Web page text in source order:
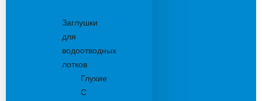
Заглушки
для
водоотводных
лотков
Глухие
С